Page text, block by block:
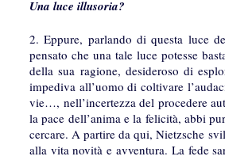
Una luce illusoria?
2. Eppure, parlando di questa luce
pensato che una tale luce potesse
della sua ragione, desideroso di
impediva all’uomo di coltivare
vie…, nell’incertezza del procedere
la pace dell’anima e la felicità, abbi
cercare. A partire da qui, Nietzsche
alla vita novità e avventura. La fede